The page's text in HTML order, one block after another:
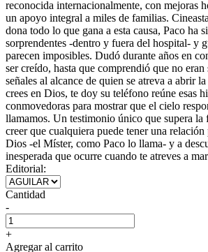
reconocida internacionalmente, con mejoras
un apoyo integral a miles de familias.
dona todo lo que gana a esta causa, Paco ha
sorprendentes -dentro y fuera del hospital- y
parecen imposibles. Dudó durante años en
ser creído, hasta que comprendió que no eran
señales al alcance de quien se atreva a abrir
crees en Dios, te doy su teléfono reúne esas
conmovedoras para mostrar que el cielo
llamamos. Un testimonio único que supera
creer que cualquiera puede tener una
Dios -el Míster, como Paco lo llama- y a
inesperada que ocurre cuando te atreves a
Editorial:
Cantidad
-
+
Agregar al carrito